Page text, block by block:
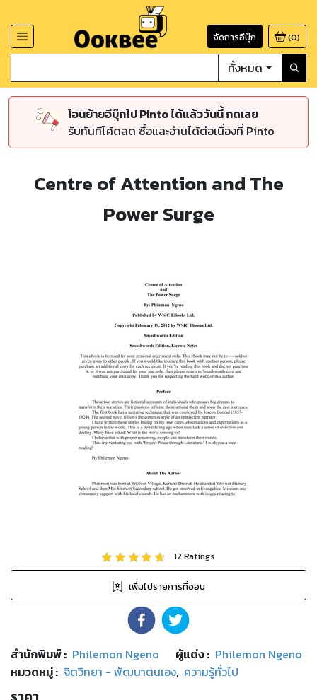
จัดการอีบุ๊ก (0)
ทั้งหมด
โอนย้ายอีบุ๊กไป Pinto ได้แล้ววันนี้ กดเลย
รับทันทีโค้ดลด ซื้อและอ่านได้ต่อเนื่องที่ Pinto
Centre of Attention and The
Power Surge
12Ratings
เพิ่มไปรายการที่ชอบ
สำนักพิมพ์: Philemon Ngeno ผู้แต่ง : Philemon Ngeno
หมวดหมู่: จิตวิทยา - พัฒนาตนเอง, ความรู้ทั่วไป